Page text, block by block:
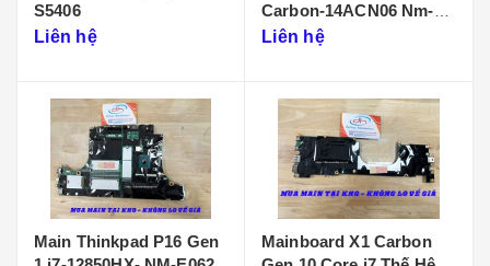
S5406
Liên hệ
Carbon-14ACN06 Nm-
D901
Liên hệ
Main Thinkpad P16 Gen
Mainboard X1 Carbon